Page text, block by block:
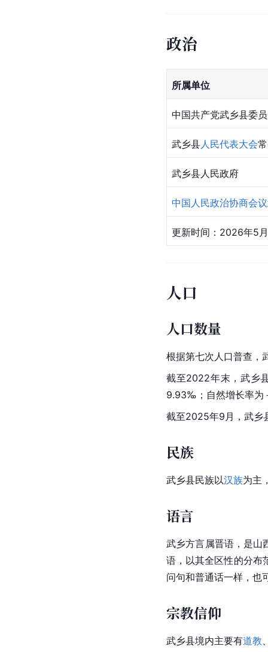
政治
所属单位
中国共产党武乡县委
武乡县人民代表大会
武乡县人民政府
中国人民政治协商会议
更新时间：2026年5月
人口
人口数量
根据第七次人口普查，
截至2022年末，武乡
9.93‰；自然增长率为
截至2025年9月，武乡
民族
武乡县民族以汉族为主
语言
武乡方言属晋语，是山
语，以其全区性的分布
问句和普通话一样，也
宗教信仰
武乡县境内主要有道教